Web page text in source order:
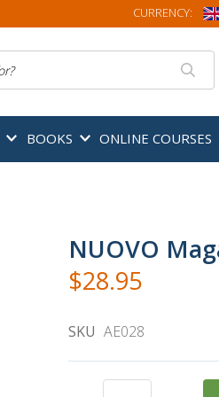
CURRENCY:
BOOKS ONLINE COURSES
NUOVO
$28.95
SKU AE028